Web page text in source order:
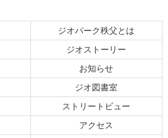
ジオパーク秩父とは
ジオストーリー
お知らせ
ジオ図書室
ストリートビュー
アクセス